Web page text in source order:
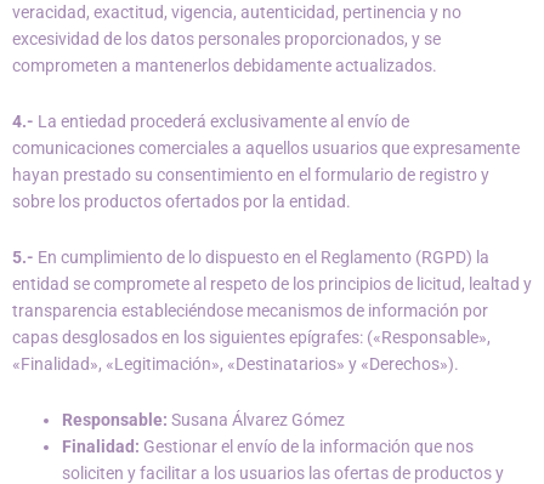
veracidad, exactitud, vigencia, autenticidad, pertinencia y no
excesividad de los datos personales proporcionados, y se
comprometen a mantenerlos debidamente actualizados.
4.- La entiedad procederá exclusivamente al envío de
comunicaciones comerciales a aquellos usuarios que expresamente
hayan prestado su consentimiento en el formulario de registro y
sobre los productos ofertados por la entidad.
5.- En cumplimiento de lo dispuesto en el Reglamento (RGPD) la
entidad se compromete al respeto de los principios de licitud, lealtad y
transparencia estableciéndose mecanismos de información por
capas desglosados en los siguientes epígrafes: («Responsable»,
«Finalidad», «Legitimación», «Destinatarios» y «Derechos»).
Responsable: Susana Álvarez Gómez
Finalidad: Gestionar el envío de la información que nos
soliciten y facilitar a los usuarios las ofertas de productos y